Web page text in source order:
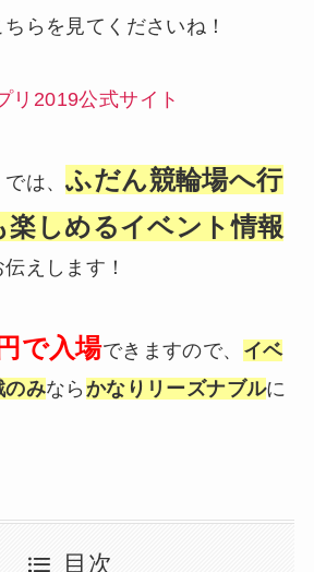
らを見てくださいね！
リ2019公式サイト
では、ふだん競輪場へ行
楽しめるイベント情報
えします！
で入場できますので、 イベ
のみなら かなりリーズナブルに
目次